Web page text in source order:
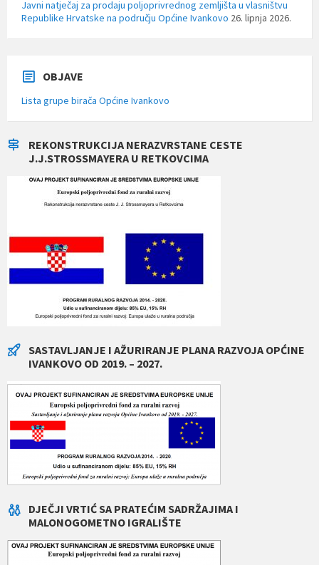
Javni natječaj za prodaju poljoprivrednog zemljišta u vlasništvu
Republike Hrvatske na području Općine Ivankovo 26. lipnja 2026.
OBJAVE
Lista grupe birača Općine Ivankovo
REKONSTRUKCIJA NERAZVRSTANE CESTE
J.J.STROSSMAYERA U RETKOVCIMA
SASTAVLJANJE I AŽURIRANJE PLANA RAZVOJA OPĆINE
IVANKOVO OD 2019. – 2027.
DJEČJI VRTIĆ SA PRATEĆIM SADRŽAJIMA I
MALONOGOMETNO IGRALIŠTE